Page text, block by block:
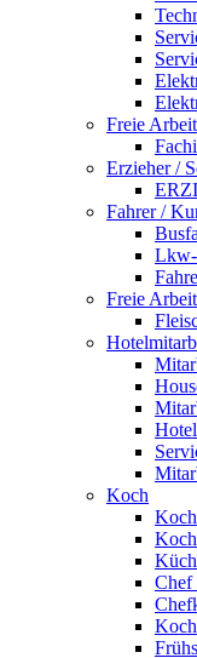
Freie
Erzieher /
Fahrer /
Lkw-
Freie
Koch
Chef